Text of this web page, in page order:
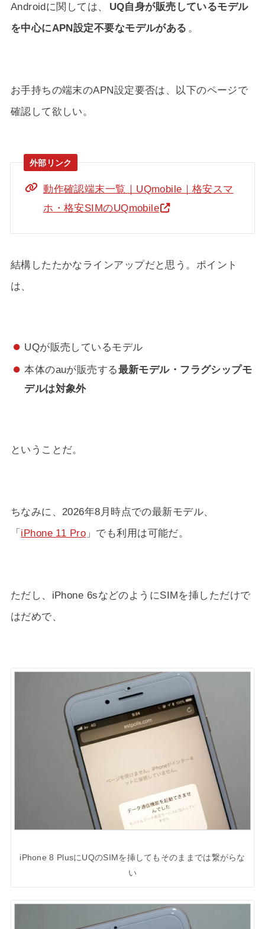
Androidに関しては、
UQ自身が販売しているモデル
を中心にAPN設定不要なモデルがある 。
お手持ちの端末のAPN設定要否は、以下のページで
確認して欲しい。
動作確認端末一覧｜UQmobile｜格安スマ
ホ・格安SIMのUQmobile
結構したたかなラインアップだと思う。ポイント
は、
UQが販売しているモデル
本体のauが販売する最新モデル・フラグシップモ
デルは対象外
ということだ。
ちなみに、2026年8月時点での最新モデル、
「iPhone 11 Pro」でも利用は可能だ。
ただし、iPhone 6sなどのようにSIMを挿しただけで
はだめで、
iPhone 8 PlusにUQのSIMを挿してもそのままでは繋がらな
い